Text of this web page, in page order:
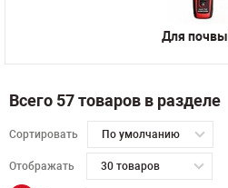
Для почвы
Всего 57 товаров в разделе
Сортировать По умолчанию
Отображать 30 товаров